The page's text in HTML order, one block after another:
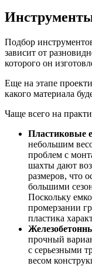
Подбор
зависит от
которого он
Еще на этапе
какого материала
Чаще всего на
Пластиковые
небольшим
проблем с
шахты дают
размеров, что
большими
Поскольку
промерзании
пластика
прочный
с серьезными
весом